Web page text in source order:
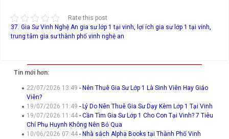
Rate this post
37. Gia Sư Vinh Nghệ An gia sư lớp 1 tại vinh, lợi ích gia sư lớp 1 tại vinh,
trung tâm gia sư thành phố vinh nghệ an
Tin mới hơn:
22/07/2026 13:49- Nên Thuê Gia Sư Lớp 1 Là Sinh Viên Hay Giáo
Viên?
19/07/2026 11:49- Lý Do Nên Thuê Gia Sư Dạy Kèm Lớp 1 Tại Vinh
19/07/2026 11:44-Cần Tìm Gia Sư Lớp 1 Cho Con Tại Vinh? 7 Tiêu
Chí Phụ Huynh Không Nên Bỏ Qua
10/06/2026 07:44- Nhà sách Alpha Books tại Thành Phố Vinh